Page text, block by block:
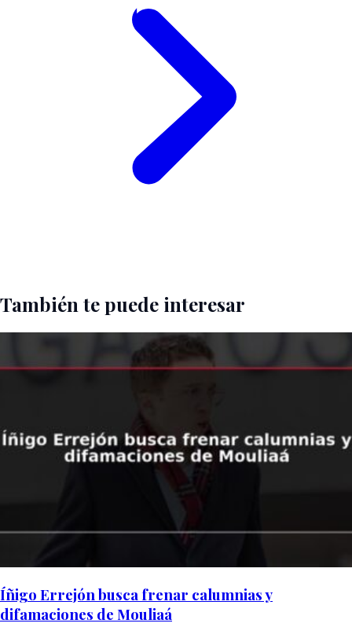
También te puede interesar
Íñigo Errejón busca frenar calumnias y
difamaciones de Mouliaá